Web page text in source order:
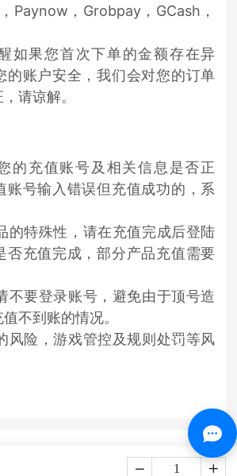
Paynow，Grobpay，GCash，
如果您首次下单的金额存在异
的账户安全，我们会对您的订单
请谅解。
的充值账号及相关信息是否正
账号输入错误但充值成功的，系
的特殊性，请在充值完成后登陆
否充值完成，部分产品充值需要
不要登录账号，避免由于顶号造
不到账的情况。
风险，游戏管控及规则处罚等风